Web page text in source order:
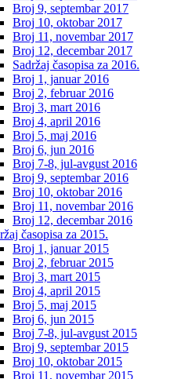
Broj 9, septembar 2017
Broj 10, oktobar 2017
Broj 11, novembar 2017
Broj 12, decembar 2017
Sadržaj časopisa za 2016.
Broj 1, januar 2016
Broj 2, februar 2016
Broj 3, mart 2016
Broj 4, april 2016
Broj 5, maj 2016
Broj 6, jun 2016
Broj 7-8, jul-avgust 2016
Broj 9, septembar 2016
Broj 10, oktobar 2016
Broj 11, novembar 2016
Broj 12, decembar 2016
časopisa za 2015.
Broj 1, januar 2015
Broj 2, februar 2015
Broj 3, mart 2015
Broj 4, april 2015
Broj 5, maj 2015
Broj 6, jun 2015
Broj 7-8, jul-avgust 2015
Broj 9, septembar 2015
Broj 10, oktobar 2015
Broj 11, novembar 2015